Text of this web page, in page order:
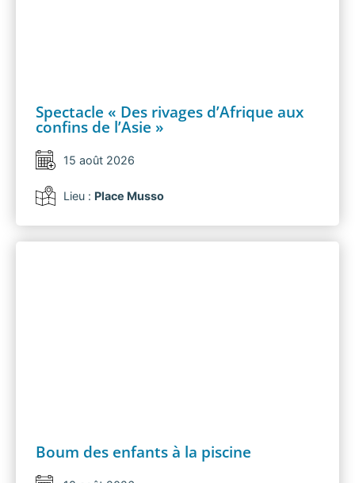
Spectacle « Des rivages d’Afrique aux
confins de l’Asie »
15 août 2026
Lieu : Place Musso
Boum des enfants à la piscine